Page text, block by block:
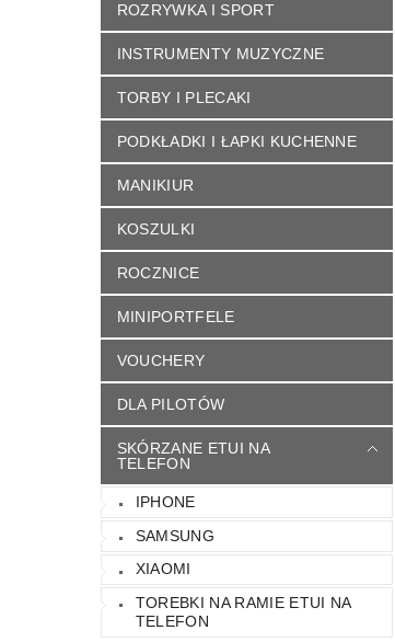
ROZRYWKA I SPORT
INSTRUMENTY MUZYCZNE
TORBY I PLECAKI
PODKŁADKI I ŁAPKI KUCHENNE
MANIKIUR
KOSZULKI
ROCZNICE
MINIPORTFELE
VOUCHERY
DLA PILOTÓW
SKÓRZANE ETUI NA
TELEFON
IPHONE
SAMSUNG
XIAOMI
TOREBKI NA RAMIE ETUI NA
TELEFON